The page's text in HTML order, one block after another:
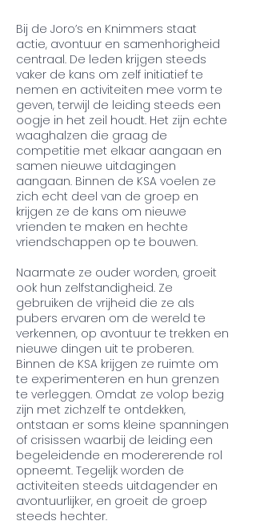
Bij de Joro’s en Knimmers staat
actie, avontuur en samenhorigheid
centraal. De leden krijgen steeds
vaker de kans om zelf initiatief te
nemen en activiteiten mee vorm te
geven, terwijl de leiding steeds een
oogje in het zeil houdt. Het zijn echte
waaghalzen die graag de
competitie met elkaar aangaan en
samen nieuwe uitdagingen
aangaan. Binnen de KSA voelen ze
zich echt deel van de groep en
krijgen ze de kans om nieuwe
vrienden te maken en hechte
vriendschappen op te bouwen.
Naarmate ze ouder worden, groeit
ook hun zelfstandigheid. Ze
gebruiken de vrijheid die ze als
pubers ervaren om de wereld te
verkennen, op avontuur te trekken en
nieuwe dingen uit te proberen.
Binnen de KSA krijgen ze ruimte om
te experimenteren en hun grenzen
te verleggen. Omdat ze volop bezig
zijn met zichzelf te ontdekken,
ontstaan er soms kleine spanningen
of crisissen waarbij de leiding een
begeleidende en modererende rol
opneemt. Tegelijk worden de
activiteiten steeds uitdagender en
avontuurlijker, en groeit de groep
steeds hechter.